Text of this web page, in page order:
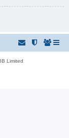
Limited